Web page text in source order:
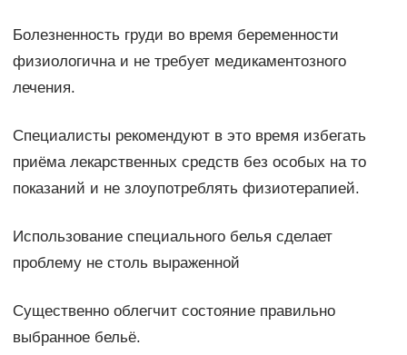
Болезненность груди во время беременности
физиологична и не требует медикаментозного
лечения.
Специалисты рекомендуют в это время избегать
приёма лекарственных средств без особых на то
показаний и не злоупотреблять физиотерапией.
Использование специального белья сделает
проблему не столь выраженной
Существенно облегчит состояние правильно
выбранное бельё.